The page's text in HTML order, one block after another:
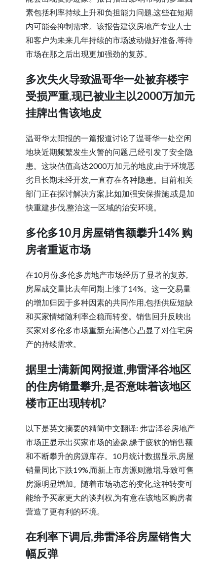
素包括利率持续上升和负担能力问题,这些在短期
内可能会抑制需求。该报告建议房地产专业人士
和客户为未来几年持续的市场波动做好准备,等待
市场在那之后出现更加强劲的复苏。
多次失火导致温哥华一处被弃楼宇
受损严重,现已被业主以2000万加元
挂牌出售该地皮
温哥华太阳报的一篇报道讨论了温哥华一处空闲
地块近期频繁发生火警的问题,已经引发了安全隐
患。这块估值高达2000万加元的地皮,由于环境恶
劣且长期未经开发,一直存在各种隐患。目前相关
部门正在探讨解决方案,比如加强安保措施,或是加
快重建步伐,整治这一区域的治安环境。
多伦多10月房屋销售额攀升14% 购
房者重返市场
在10月份,多伦多房地产市场经历了显著的复苏,
房屋成交量比去年同期上涨了14%。这一交易量
的增加归因于多种因素的共同作用,包括供应短缺
和买家情绪随利率企稳而转变。销售回升反映出
买家对多伦多市场重新充满信心,凸显了对住宅房
产的持续需求。
据里士满新闻网报道,弗雷泽谷地区
的住房销量攀升,是否意味着该地区
楼市正出现转机?
以下是英文摘要的精简中文翻译: 弗雷泽谷房地产
市场正显示出买家市场的迹象,缘于疲软的销售额
和不断攀升的房源库存。10月统计数据显示,房屋
销量同比下跌19%,而新上市房源则激增,导致可售
房源明显增加。随着市场动态的变化,这种转变可
能给予买家更大的谈判权,为有意在该地区购房者
营造了更有利的环境。
在利率下调后,弗雷泽谷房屋销售大
幅反弹